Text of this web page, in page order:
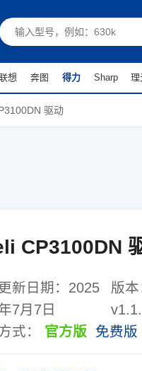
想 奔图 得力 Sharp 理
驱动
CP3100DN
新日期： 2025
7月7日
版本
式： 官方版 免费版